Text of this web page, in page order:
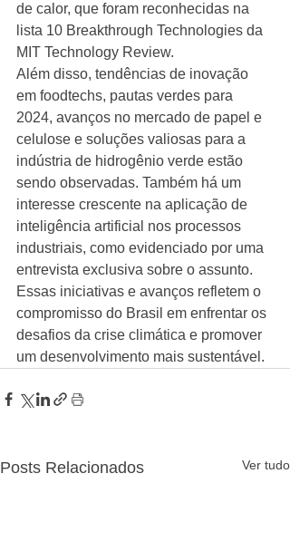
de calor, que foram reconhecidas na
lista 10 Breakthrough Technologies da
MIT Technology Review.
Além disso, tendências de inovação
em foodtechs, pautas verdes para
2024, avanços no mercado de papel e
celulose e soluções valiosas para a
indústria de hidrogênio verde estão
sendo observadas. Também há um
interesse crescente na aplicação de
inteligência artificial nos processos
industriais, como evidenciado por uma
entrevista exclusiva sobre o assunto.
Essas iniciativas e avanços refletem o
compromisso do Brasil em enfrentar os
desafios da crise climática e promover
um desenvolvimento mais sustentável.
Posts Relacionados Ver tudo